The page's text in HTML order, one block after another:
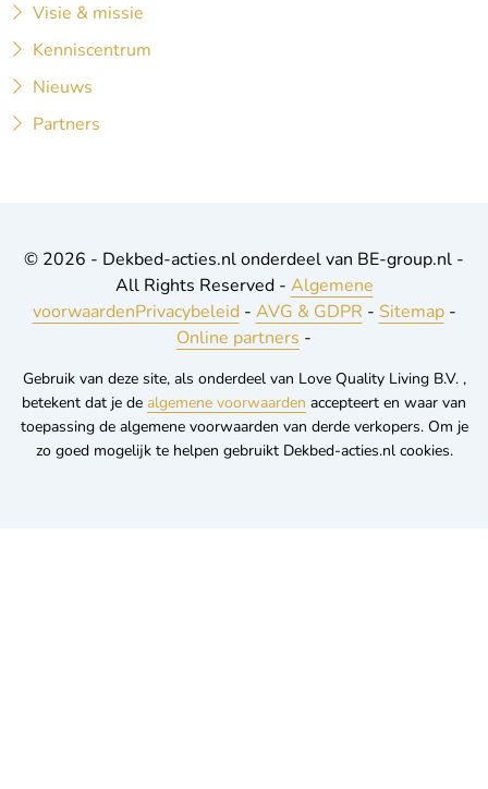
Visie & missie
Kenniscentrum
Nieuws
Partners
© 2026 - Dekbed-acties.nl onderdeel van BE-group.nl -
All Rights Reserved - Algemene
voorwaardenPrivacybeleid- AVG & GDPR - Sitemap-
Online partners -
Gebruik van deze site, als onderdeel van Love Quality Living B.V. ,
betekent dat je de algemene voorwaarden accepteert en waar van
toepassing de algemene voorwaarden van derde verkopers. Om je
zo goed mogelijk te helpen gebruikt Dekbed-acties.nl cookies.